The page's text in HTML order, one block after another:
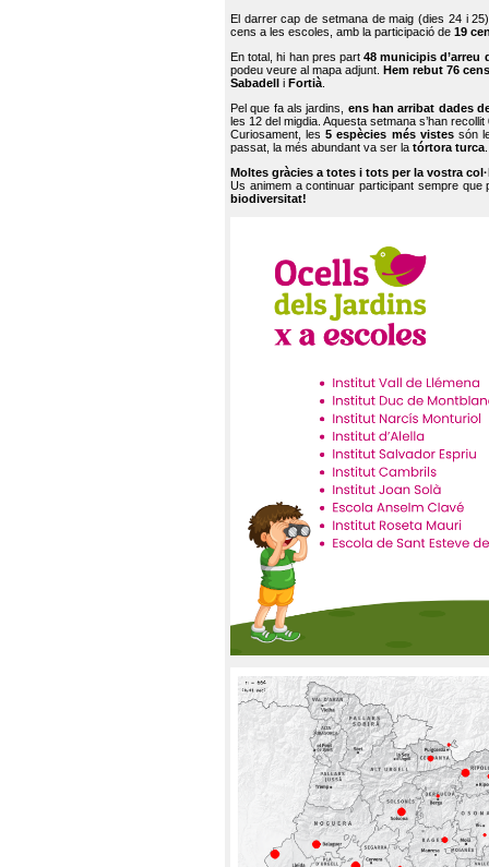
El darrer cap de setmana de maig (dies 24 i
cens a les escoles, amb la participació de 19
En total, hi han pres part48 municipis d’arreu
podeu veure al mapa adjunt. Hem rebut 76
Sabadell i Fortià
Pel que fa als jardins, ens han arribat dades
les 12 del migdia. Aquesta setmana s’han recollit
Curiosament, les5 espècies més vistessón
passat, la més abundant va ser la tórtora turca
Moltes gràcies a totes i tots per la vostra
Us animem a continuar participant sempre que
biodiversitat!